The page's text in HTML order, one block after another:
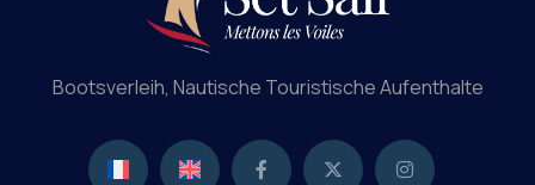
Bootsverleih, Nautische Touristische Aufenthalte